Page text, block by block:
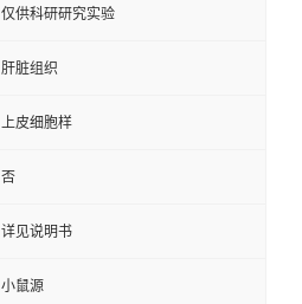
仅供科研研究实验
肝脏组织
上皮细胞样
否
详见说明书
小鼠源